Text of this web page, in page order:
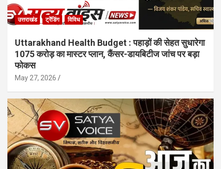
उत्तराखंड ट्रेंडिंग विविध
Uttarakhand Health Budget : पहाड़ों की सेहत सुधारेगा
1075 करोड़ का मास्टर प्लान, कैंसर-डायबिटीज जांच पर बड़ा
फोकस
May 27, 2026